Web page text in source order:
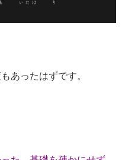
あったはずです。